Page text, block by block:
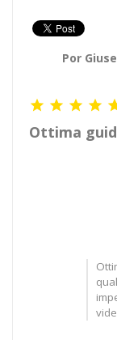
Por
   
Ottima